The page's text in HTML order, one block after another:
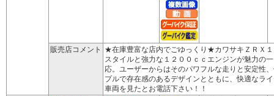
販売店コメント
★在庫豊富な店内でごゆっくり★カワサキＺＲＸ
スタイルと強力な１２００ｃｃエンジンが魅力の
応。ユーザーからはそのパワフルな走りと安定性
プルで存在感のあるデザインとともに、快適なラ
車両を見たとお電話下さい！！